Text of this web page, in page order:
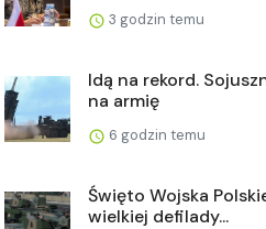
3 godzin temu
Idą na rekord.
na armię
6 godzin temu
Święto Wojska
wielkiej defilady...